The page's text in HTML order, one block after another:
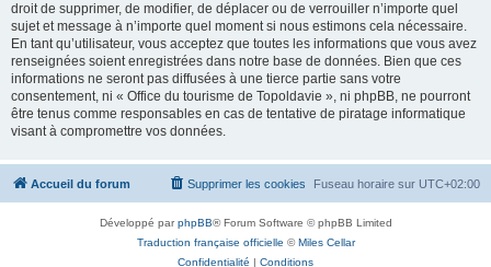
droit de supprimer, de modifier, de déplacer ou de verrouiller n’importe quel
sujet et message à n’importe quel moment si nous estimons cela nécessaire.
En tant qu’utilisateur, vous acceptez que toutes les informations que vous avez
renseignées soient enregistrées dans notre base de données. Bien que ces
informations ne seront pas diffusées à une tierce partie sans votre
consentement, ni « Office du tourisme de Topoldavie », ni phpBB, ne pourront
être tenus comme responsables en cas de tentative de piratage informatique
visant à compromettre vos données.
Accueil du forum Fuseau horaire sur UTC+02:00
Supprimer les cookies
Développé parphpBB® Forum Software © phpBB Limited
Traduction française officielle ©Miles Cellar
Confidentialité | Conditions